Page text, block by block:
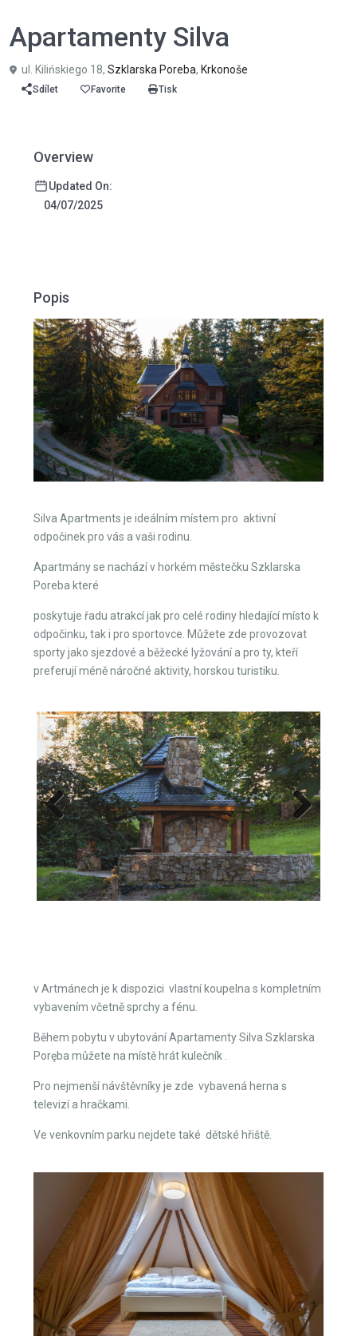
Apartamenty Silva
ul. Kilińskiego 18, Szklarska Poreba, Krkonoše
Sdílet Favorite Tisk
Overview
Updated On:
04/07/2025
Popis
Silva Apartments je ideálním místem pro aktivní
odpočinek pro vás a vaši rodinu.
Apartmány se nachází v horkém městečku Szklarska
Poreba které
poskytuje řadu atrakcí jak pro celé rodiny hledající místo k
odpočinku, tak i pro sportovce. Můžete zde provozovat
sporty jako sjezdové a běžecké lyžování a pro ty, kteří
preferují méně náročné aktivity, horskou turistiku.
Previous Next
v Artmánech je k dispozici vlastní koupelna s kompletním
vybavením včetně sprchy a fénu.
Během pobytu v ubytování Apartamenty Silva Szklarska
Poręba můžete na místě hrát kulečník .
Pro nejmenší návštěvníky je zde vybavená herna s
televizí a hračkami.
Ve venkovním parku nejdete také dětské hřiště.